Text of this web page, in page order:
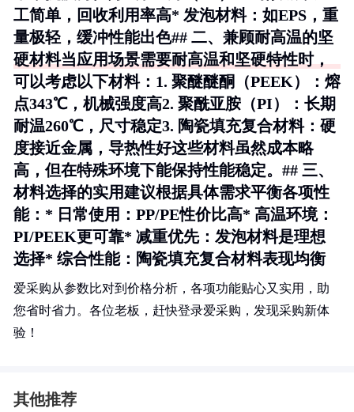
工简单，回收利用率高* 发泡材料：如EPS，重
量极轻，缓冲性能出色## 二、兼顾耐高温的坚
硬材料当应用场景需要耐高温和坚硬特性时，
可以考虑以下材料：1. 聚醚醚酮（PEEK）
：熔
点343℃，机械强度高2. 聚酰亚胺（PI）
：长期
耐温260℃，尺寸稳定3. 陶瓷填充复合材料：硬
度接近金属，导热性好这些材料虽然成本略
高，但在特殊环境下能保持性能稳定。## 三、
材料选择的实用建议根据具体需求平衡各项性
能：* 日常使用 ：PP/PE性价比高* 高温环境：
PI/PEEK更可靠* 减重优先：发泡材料是理想
选择* 综合性能：陶瓷填充复合材料表现均衡
爱采购从参数比对到价格分析，各项功能贴心又实用，助
您省时省力。各位老板，赶快登录爱采购，发现采购新体
验！
其他推荐